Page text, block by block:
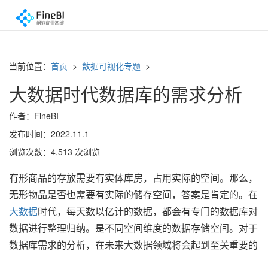
当前位置： 首页 > 数据可视化专题 >
大数据时代数据库的需求分析
作者：FineBI
发布时间：2022.11.1
浏览次数：4,513 次浏览
有形商品的存放需要有实体库房，占用实际的空间。那么，
无形物品是否也需要有实际的储存空间，答案是肯定的。在
大数据时代，每天数以亿计的数据，都会有专门的数据库对
数据进行整理归纳。是不同空间维度的数据存储空间。对于
数据库需求的分析，在未来大数据领域将会起到至关重要的